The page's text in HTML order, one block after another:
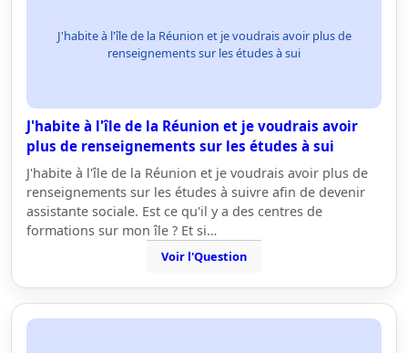
J'habite à l'île de la Réunion et je voudrais avoir plus de
renseignements sur les études à sui
J'habite à l'île de la Réunion et je voudrais avoir
plus de renseignements sur les études à sui
J'habite à l'île de la Réunion et je voudrais avoir plus de
renseignements sur les études à suivre afin de devenir
assistante sociale. Est ce qu'il y a des centres de
formations sur mon île ? Et si…
Voir l'Question